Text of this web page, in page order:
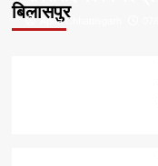
बिलासपुरApna Chhattisgarh